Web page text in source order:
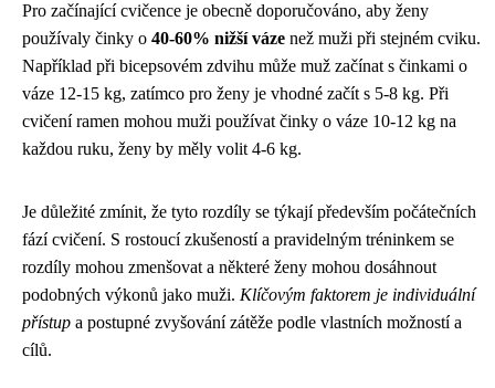
Pro začínající cvičence je obecně doporučováno, aby ženy
používaly činky o 40-60% nižší váze než muži při stejném cviku.
Například při bicepsovém zdvihu může muž začínat s činkami o
váze 12-15 kg, zatímco pro ženy je vhodné začít s 5-8 kg. Při
cvičení ramen mohou muži používat činky o váze 10-12 kg na
každou ruku, ženy by měly volit 4-6 kg.
Je důležité zmínit, že tyto rozdíly se týkají především počátečních
fází cvičení. S rostoucí zkušeností a pravidelným tréninkem se
rozdíly mohou zmenšovat a některé ženy mohou dosáhnout
podobných výkonů jako muži. Klíčovým faktorem je individuální
přístup a postupné zvyšování zátěže podle vlastních možností a
cílů.